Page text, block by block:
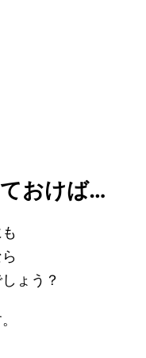
おけば…
ょう？